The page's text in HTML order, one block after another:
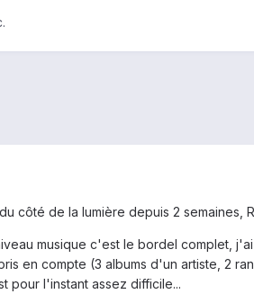
côté de la lumière depuis 2
musique c'est le bordel complet,
en compte (3 albums d'un artiste, 2
pour l'instant assez difficile...